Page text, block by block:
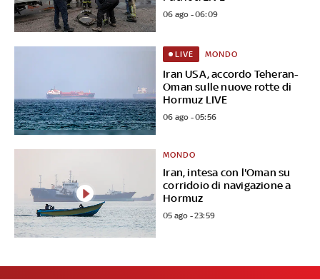
06 ago - 06:09
Iran USA, accordo Teheran-
Oman sulle nuove rotte di
Hormuz LIVE
LIVE MONDO
06 ago - 05:56
Iran, intesa con l'Oman su
corridoio di navigazione a
Hormuz
MONDO
05 ago - 23:59